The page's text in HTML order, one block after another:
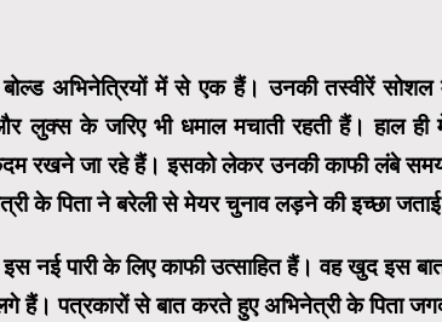
अभिनेत्रियों में से एक हैं। उनकी तस्वीरें सोशल
लुक्स के जरिए भी धमाल मचाती रहती हैं। हाल
रखने जा रहे हैं। इसको लेकर उनकी काफी लंबे
के पिता ने बरेली से मेयर चुनाव लड़ने की इच्छा
नई पारी के लिए काफी उत्साहित हैं। वह खुद इस
पत्रकारों से बात करते हुए अभिनेत्री के पिता